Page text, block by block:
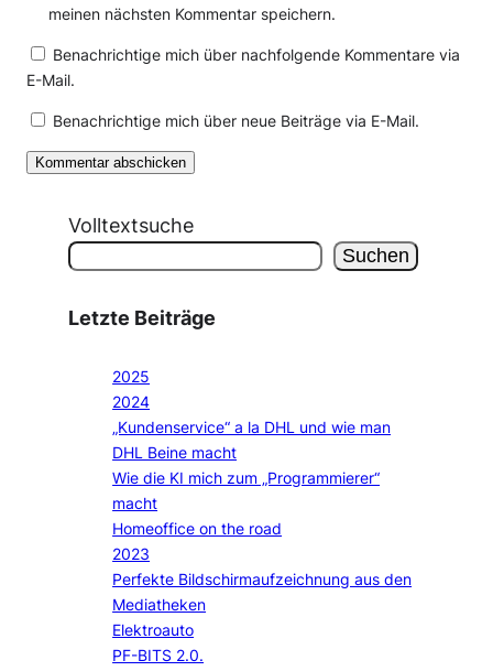
meinen nächsten Kommentar speichern.
Benachrichtige mich über nachfolgende Kommentare via
E-Mail.
Benachrichtige mich über neue Beiträge via E-Mail.
Volltextsuche
Suchen
Letzte Beiträge
2025
2024
„Kundenservice“ a la DHL und wie man
DHL Beine macht
Wie die KI mich zum „Programmierer“
macht
Homeoffice on the road
2023
Perfekte Bildschirmaufzeichnung aus den
Mediatheken
Elektroauto
PF-BITS 2.0.